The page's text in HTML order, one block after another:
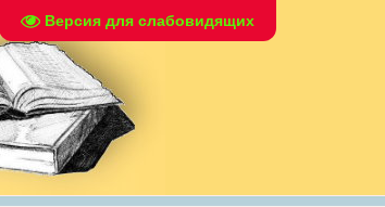
Версия для слабовидящих
Регистрация| Вход